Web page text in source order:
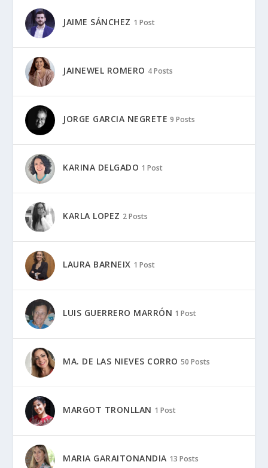
JAIME SÁNCHEZ 1 Post
JAINEWEL ROMERO 4 Posts
JORGE GARCIA NEGRETE 9 Posts
KARINA DELGADO 1 Post
KARLA LOPEZ 2 Posts
LAURA BARNEIX 1 Post
LUIS GUERRERO MARRÓN 1 Post
MA. DE LAS NIEVES CORRO 50 Posts
MARGOT TRONLLAN 1 Post
MARIA GARAITONANDIA 13 Posts